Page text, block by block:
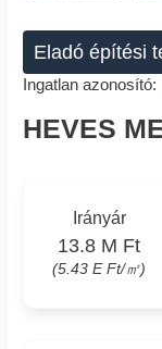
Eladó építési
Ingatlan azonosító:
HEVES
Irányár
13.8 M Ft
(5.43 E Ft/㎡)